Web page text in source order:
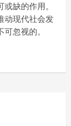
缺的作用。
动现代社会发
忽视的。